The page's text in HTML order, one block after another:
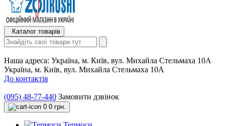
Каталог товарів
Наша адреса: Україна, м. Київ, вул. Михайла Стельмаха 10А
Україна, м. Київ, вул. Михайла Стельмаха 10А
До контактів
(095) 48-77-440 Замовити дзвінок
0 0 грн.